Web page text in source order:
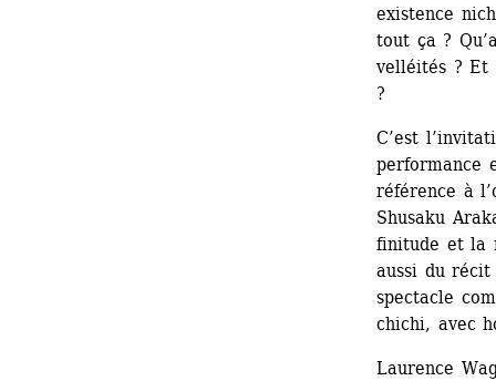
existence
tout ça ?
velléités ? Et
?
C’est
performance
référence à
Shusaku
finitude et la
aussi du
spectacle
chichi, avec
Laurence